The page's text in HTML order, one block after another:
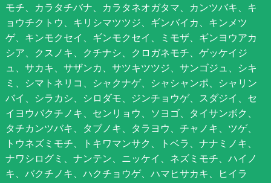
モチ、カラタチバナ、カラタネオガタマ、カンツバキ、キ
ョウチクトウ、キリシマツツジ、ギンバイカ、キンメツ
ゲ、キンモクセイ、ギンモクセイ、ミモザ、ギンヨウアカ
シア、クスノキ、クチナシ、クロガネモチ、ゲッケイジ
ュ、サカキ、サザンカ、サツキツツジ、サンゴジュ、シキ
ミ、シマトネリコ、シャクナゲ、シャシャンポ、シャリン
バイ、シラカシ、シロダモ、ジンチョウゲ、スダジイ、セ
イヨウバクチノキ、センリョウ、ソヨゴ、タイサンボク、
タチカンツバキ、タブノキ、タラヨウ、チャノキ、ツゲ、
トウネズミモチ、トキワマンサク、トベラ、ナナミノキ、
ナワシログミ、ナンテン、ニッケイ、ネズミモチ、ハイノ
キ、バクチノキ、ハクチョウゲ、ハマヒサカキ、ヒイラ